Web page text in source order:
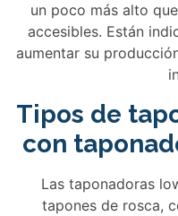
un poco más alto
accesibles. Están
aumentar su
Tipos de
con
Las taponadoras
tapones de rosca,